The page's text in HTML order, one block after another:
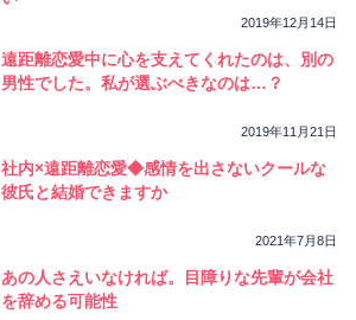
2019年12月14日
遠距離恋愛中に心を支えてくれたのは、別の
男性でした。私が選ぶべきなのは…？
2019年11月21日
社内×遠距離恋愛◆感情を出さないクールな
彼氏と結婚できますか
2021年7月8日
あの人さえいなければ。目障りな先輩が会社
を辞める可能性